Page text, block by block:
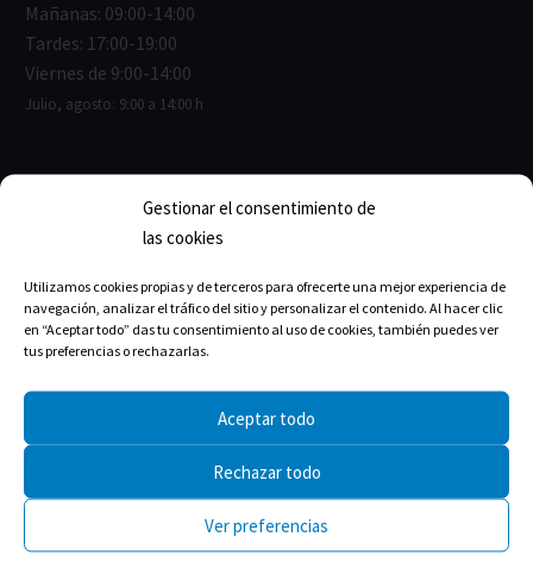
Gestionar el consentimiento de
las cookies
Utilizamos cookies propias y de terceros para ofrecerte una mejor experiencia de
navegación, analizar el tráfico del sitio y personalizar el contenido. Al hacer clic
en “Aceptar todo” das tu consentimiento al uso de cookies, también puedes ver
tus preferencias o rechazarlas.
Aceptar todo
Rechazar todo
Ver preferencias
Mañanas: 09:00-14:00
Tardes: 17:00-19:00
Viernes de 9:00-14:00
Julio, agosto: 9:00 a 14:00 h
ENLACES ÚTILES
Junta de Gobierno
Estructura del Colegio
La historia
TRANSPARENCIA